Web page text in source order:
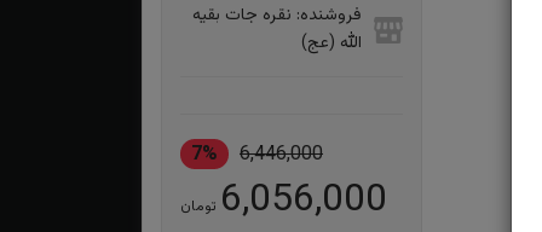
فروشنده: نقره جات بقیه
الله (عج)
6,446,000
7%
6,056,000 تومان